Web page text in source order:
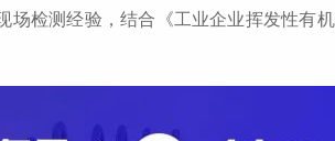
场检测经验，结合《工业企业挥发性